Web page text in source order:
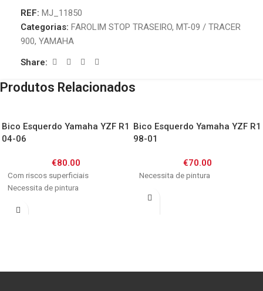
REF: MJ_11850
Categorias: FAROLIM STOP TRASEIRO, MT-09 / TRACER
900, YAMAHA
Share:
Produtos Relacionados
Bico Esquerdo Yamaha YZF R1
04-06
€80.00
Com riscos superficiais
Necessita de pintura
Bico Esquerdo Yamaha YZF R1
98-01
€70.00
Necessita de pintura